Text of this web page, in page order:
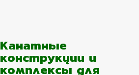
Канатные
конструкции и
комплексы для